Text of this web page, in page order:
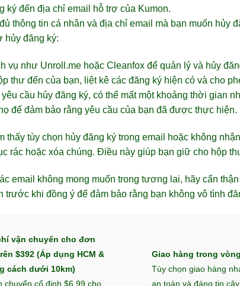
ký đến địa chỉ email hỗ trợ của Kumon.
thông tin cá nhân và địa chỉ email mà bạn muốn hủy
hủy đăng ký:
vụ như Unroll.me hoặc Cleanfox để quản lý và hủy
thư đến của bạn, liệt kê các đăng ký hiện có và cho
cầu hủy đăng ký, có thể mất một khoảng thời
để đảm bảo rằng yêu cầu của bạn đã được thực hiện.
thấy tùy chọn hủy đăng ký trong email hoặc không
rác hoặc xóa chúng. Điều này giúp bạn giữ cho hộp
email không mong muốn trong tương lai, hãy cẩn
trước khi đồng ý để đảm bảo rằng bạn không vô tình
vận chuyển cho đơn
$392 (Áp dụng HCM &
cách dưới 10km)
chuyển cố định $6,99 cho
Giao hàng trong
Tùy chọn giao hàng
an toàn và đáng tin